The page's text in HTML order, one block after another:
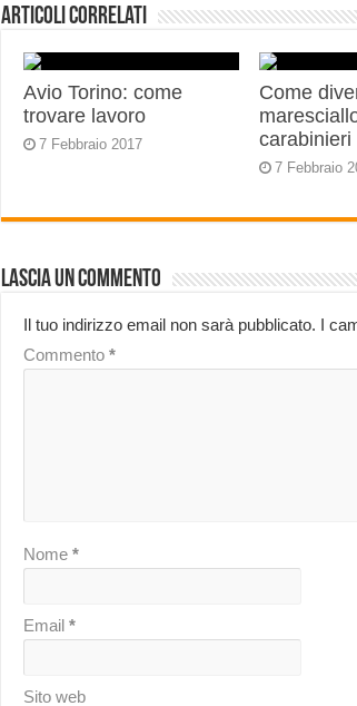
Articoli correlati
Avio Torino: come
trovare lavoro
7 Febbraio 2017
Come
carabinieri
7 Febbraio
Lascia un commento
Il tuo indirizzo email non sarà pubblicato. I
Commento *
Nome *
Email *
Sito web